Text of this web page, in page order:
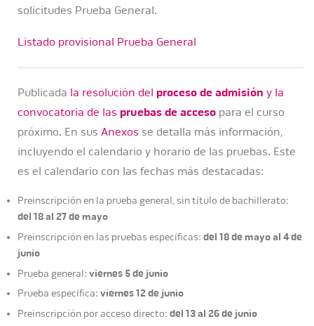
solicitudes Prueba General.
Listado provisional Prueba General
Publicada la resolución del proceso de admisión y la
convocatoria de las pruebas de acceso para el curso
próximo. En sus Anexos se detalla más información,
incluyendo el calendario y horario de las pruebas. Este
es el calendario con las fechas más destacadas:
Preinscripción en la prueba general, sin título de bachillerato:
del 18 al 27de mayo
Preinscripción en las pruebas específicas: del 18 de mayo al 4 de
junio
Prueba general: viernes 5 de junio
Prueba específica: viernes 12 de junio
Preinscripción por acceso directo: del 13 al 26 de junio